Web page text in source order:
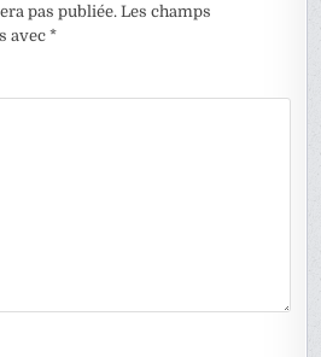
pas publiée. Les champs
avec*